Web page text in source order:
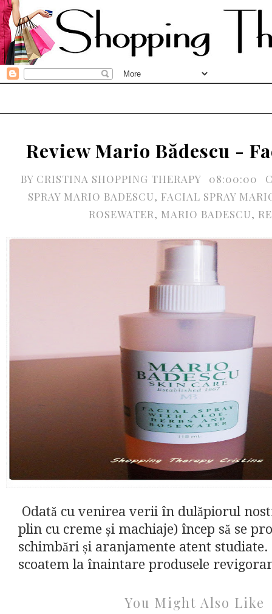
Review Mario Bădescu -
BY CRISTINA SHOPPING THERAPY 08:00:00
SPRAY MARIO BADESCU, FACIAL SPRAY
ROSEWATER, MARIO BADESCU,
Odată cu venirea verii în dulăpiorul
plin cu creme și machiaje) încep să se
schimbări și aranjamente atent studiate.
scoatem la înaintare produsele
You Might Also Like